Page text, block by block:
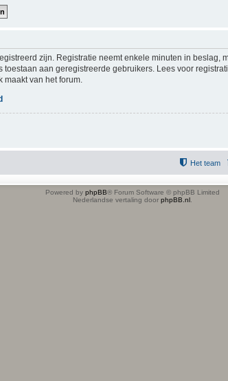
zijn. Registratie neemt enkele minuten in beslag,
toestaan aan geregistreerde gebruikers. Lees voor
maakt van het forum.
Het team
Powered by phpBB® Forum Software © phpBB Limited
Nederlandse vertaling door phpBB.nl.